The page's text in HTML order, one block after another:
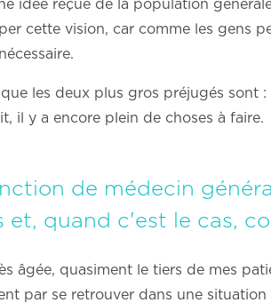
idée reçue de la population
cette vision, car comme les gens
les deux plus gros préjugés sont
il y a encore plein de choses à faire.
de médecin
et, quand c'est le cas,
âgée, quasiment le tiers de mes
par se retrouver dans une situation